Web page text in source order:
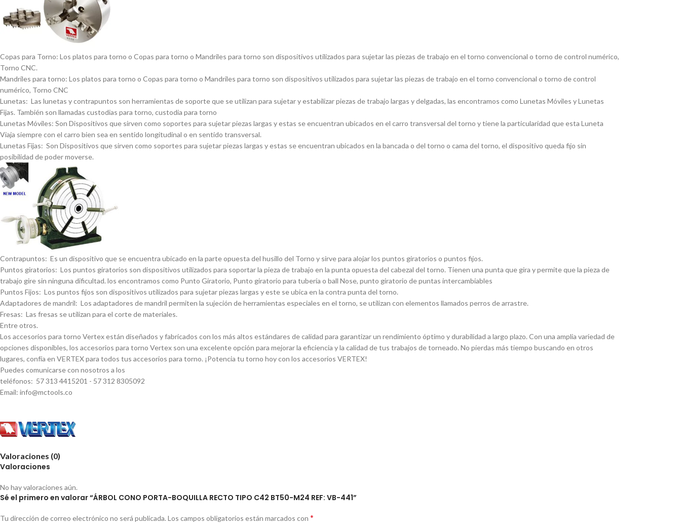
Copas para Torno: Los platos para torno o Copas para torno o Mandriles para torno son dispositivos utilizados para sujetar las piezas de trabajo en el torno convencional o torno de control numérico,
Torno CNC.
Mandriles para torno: Los platos para torno o Copas para torno o Mandriles para torno son dispositivos utilizados para sujetar las piezas de trabajo en el torno convencional o torno de control
numérico, Torno CNC
Lunetas: Las lunetas y contrapuntos son herramientas de soporte que se utilizan para sujetar y estabilizar piezas de trabajo largas y delgadas, las encontramos como Lunetas Móviles y Lunetas
Fijas. También son llamadas custodias para torno, custodia para torno
Lunetas Móviles: Son Dispositivos que sirven como soportes para sujetar piezas largas y estas se encuentran ubicados en el carro transversal del torno y tiene la particularidad que esta Luneta
Viaja siempre con el carro bien sea en sentido longitudinal o en sentido transversal.
Lunetas Fijas: Son Dispositivos que sirven como soportes para sujetar piezas largas y estas se encuentran ubicados en la bancada o del torno o cama del torno, el dispositivo queda fijo sin
posibilidad de poder moverse.
Contrapuntos: Es un dispositivo que se encuentra ubicado en la parte opuesta del husillo del Torno y sirve para alojar los puntos giratorios o puntos fijos.
Puntos giratorios: Los puntos giratorios son dispositivos utilizados para soportar la pieza de trabajo en la punta opuesta del cabezal del torno. Tienen una punta que gira y permite que la pieza de
trabajo gire sin ninguna dificultad. los encontramos como Punto Giratorio, Punto giratorio para tuberí­a o ball Nose, punto giratorio de puntas intercambiables
Puntos Fijos: Los puntos fijos son dispositivos utilizados para sujetar piezas largas y este se ubica en la contra punta del torno.
Adaptadores de mandril: Los adaptadores de mandril permiten la sujeción de herramientas especiales en el torno, se utilizan con elementos llamados perros de arrastre.
Fresas: Las fresas se utilizan para el corte de materiales.
Entre otros.
Los accesorios para torno Vertex están diseñados y fabricados con los más altos estándares de calidad para garantizar un rendimiento óptimo y durabilidad a largo plazo. Con una amplia variedad de
opciones disponibles, los accesorios para torno Vertex son una excelente opción para mejorar la eficiencia y la calidad de tus trabajos de torneado. No pierdas más tiempo buscando en otros
lugares, confí­a en VERTEX para todos tus accesorios para torno. ¡Potencia tu torno hoy con los accesorios VERTEX!
Puedes comunicarse con nosotros a los
teléfonos: 57 313 4415201 - 57 312 8305092
Email: info@mctools.co
Valoraciones (0)
Valoraciones
No hay valoraciones aún.
Sé el primero en valorar “ÁRBOL CONO PORTA-BOQUILLA RECTO TIPO C42 BT50-M24 REF: VB-441”
Tu dirección de correo electrónico no será publicada. Los campos obligatorios están marcados con *